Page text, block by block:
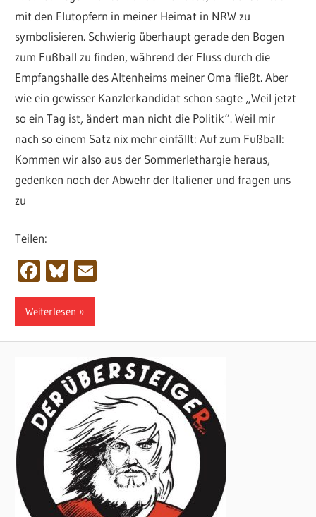
mit den Flutopfern in meiner Heimat in NRW zu
symbolisieren. Schwierig überhaupt gerade den Bogen
zum Fußball zu finden, während der Fluss durch die
Empfangshalle des Altenheims meiner Oma fließt. Aber
wie ein gewisser Kanzlerkandidat schon sagte „Weil jetzt
so ein Tag ist, ändert man nicht die Politik“. Weil mir
nach so einem Satz nix mehr einfällt: Auf zum Fußball:
Kommen wir also aus der Sommerlethargie heraus,
gedenken noch der Abwehr der Italiener und fragen uns
zu
Teilen:
Facebook
Bluesky
Weiterlesen